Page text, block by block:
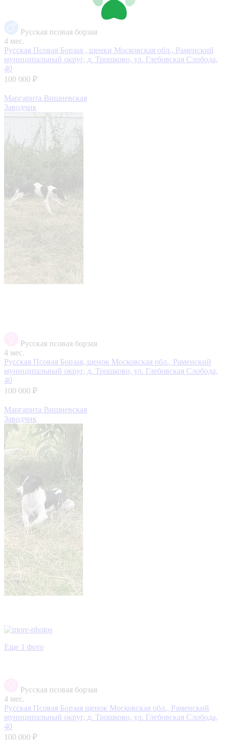
Русская псовая борзая
4 мес.
Русская Псовая Борзая , щенки Московская обл., Раменский
муниципальный округ, д. Трошково, ул. Глебовская Слобода,
40
100 000 ₽
Маргарита Вишневская
Заводчик
Русская псовая борзая
4 мес.
Русская Псовая Борзая, щенок Московская обл., Раменский
муниципальный округ, д. Трошково, ул. Глебовская Слобода,
40
100 000 ₽
Маргарита Вишневская
Заводчик
Еще 1 фото
Русская псовая борзая
4 мес.
Русская Псовая Борзая щенок Московская обл., Раменский
муниципальный округ, д. Трошково, ул. Глебовская Слобода,
40
100 000 ₽